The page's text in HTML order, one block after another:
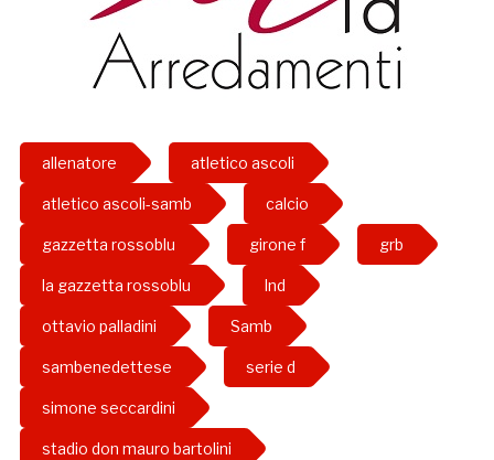
allenatore atletico ascoli
atletico ascoli-samb calcio
gazzetta rossoblu girone f grb
la gazzetta rossoblu lnd
ottavio palladini Samb
sambenedettese serie d
simone seccardini
stadio don mauro bartolini